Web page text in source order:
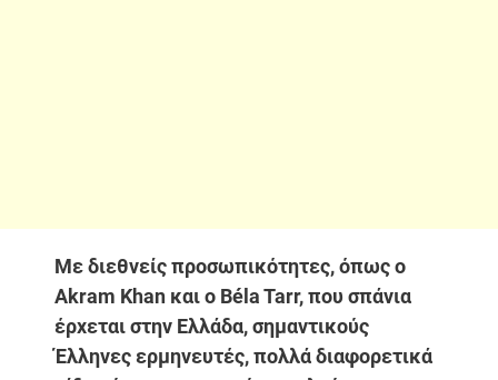
Με διεθνείς προσωπικότητες, όπως ο
Akram Khan και ο Béla Tarr, που σπάνια
έρχεται στην Ελλάδα, σημαντικούς
Έλληνες ερμηνευτές, πολλά διαφορετικά